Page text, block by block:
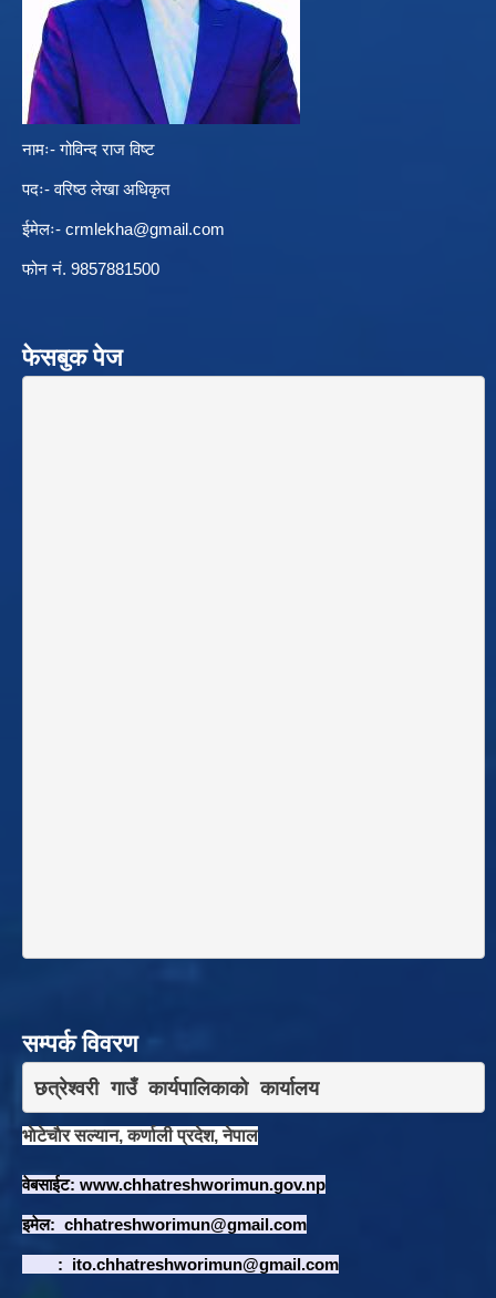
नामः- गोविन्द राज विष्ट
पदः- वरिष्ठ लेखा अधिकृत
ईमेलः- crmlekha@gmail.com
फोन नं. 9857881500
फेसबुक पेज
सम्पर्क विवरण
छत्रेश्वरी गाउँ कार्यपालिकाकाे कार्यालय
भाेटेचाैर सल्यान, कर्णाली प्रदेश, नेपाल
वेबसाईट: www.chhatreshworimun.gov.np
इमेल: chhatreshworimun@gmail.com
: ito.chhatreshworimun@gmail.com